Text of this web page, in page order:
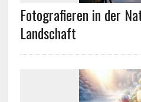
Fotografieren in der
Landschaft